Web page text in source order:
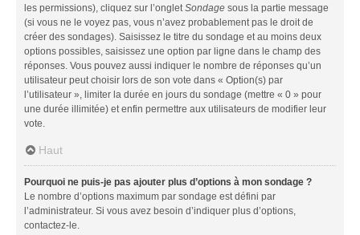
les permissions), cliquez sur l’onglet Sondage sous la partie message
(si vous ne le voyez pas, vous n’avez probablement pas le droit de
créer des sondages). Saisissez le titre du sondage et au moins deux
options possibles, saisissez une option par ligne dans le champ des
réponses. Vous pouvez aussi indiquer le nombre de réponses qu’un
utilisateur peut choisir lors de son vote dans « Option(s) par
l’utilisateur », limiter la durée en jours du sondage (mettre « 0 » pour
une durée illimitée) et enfin permettre aux utilisateurs de modifier leur
vote.
Haut
Pourquoi ne puis-je pas ajouter plus d’options à mon sondage ?
Le nombre d’options maximum par sondage est défini par
l’administrateur. Si vous avez besoin d’indiquer plus d’options,
contactez-le.